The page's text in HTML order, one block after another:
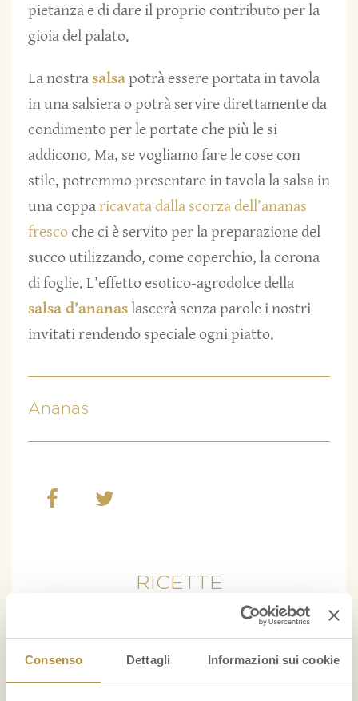
Consenso Dettagli Informazioni sui cookie
pietanza e di dare il proprio contributo per la
gioia del palato.
La nostrasalsapotrà essere portata in tavola
in una salsiera o potrà servire direttamente da
condimento per le portate che più le si
addicono. Ma, se vogliamo fare le cose con
stile, potremmo presentare in tavola la salsa in
una copparicavata dalla scorza dell’ananas
frescoche ci è servito per la preparazione del
succo utilizzando, come coperchio, la corona
di foglie. L’effetto esotico-agrodolce della
salsa d’ananaslascerà senza parole i nostri
invitati rendendo speciale ogni piatto.
Ananas
RICETTE
Cocktail con ananas
Gelato alla banana fatto in casa